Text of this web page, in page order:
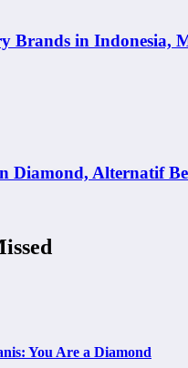
Brands in Indonesia,
Diamond, Alternatif
You Are a Diamond